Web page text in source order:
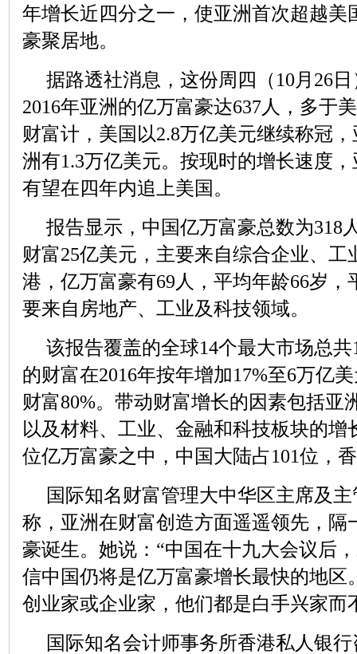
年增长近四分之一，使亚洲首次超越美
豪聚居地。
据路透社消息，这份周四（10月26
2016年亚洲的亿万富豪达637人，多于
财富计，美国以2.8万亿美元继续称冠
洲有1.3万亿美元。按现时的增长速度
有望在四年内追上美国。
报告显示，中国亿万富豪总数为318
财富25亿美元，主要来自综合企业、工
港，亿万富豪有69人，平均年龄66岁，
要来自房地产、工业及科技领域。
该报告覆盖的全球14个最大市场总
的财富在2016年按年增加17%至6万亿
财富80%。带动财富增长的因素包括亚
以及材料、工业、金融和科技板块的增
位亿万富豪之中，中国大陆占101位，
国际知名财富管理大中华区主席及
称，亚洲在财富创造方面遥遥领先，隔
豪诞生。她说：“中国在十九大会议后
信中国仍将是亿万富豪增长最快的地区
创业家或企业家，他们都是白手兴家而
国际知名会计师事务所香港私人银